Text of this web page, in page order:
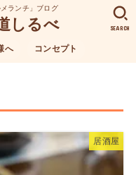
ランチ」ブログ
しるべ
へ コンセプト
SEARCH
居酒屋